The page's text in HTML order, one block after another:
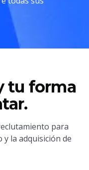
tu forma
para
la adquisición de